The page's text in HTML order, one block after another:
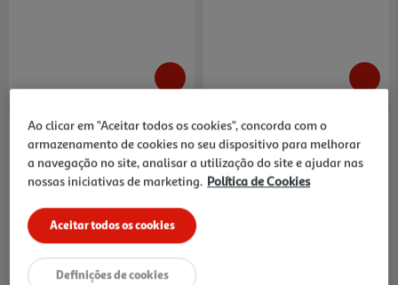
-25%
(4)
Veggie Bowl Iglo Green Cuisine
Quinoa E Abóbora 350g
8.54 €/Kg
Price reduced from
3,99 €
-25%
Ao clicar em "Aceitar todos os cookies", concorda com o
armazenamento de cookies no seu dispositivo para melhorar
a navegação no site, analisar a utilização do site e ajudar nas
nossas iniciativas de marketing. Política de Cookies
Aceitar todos os cookies
Definições de cookies